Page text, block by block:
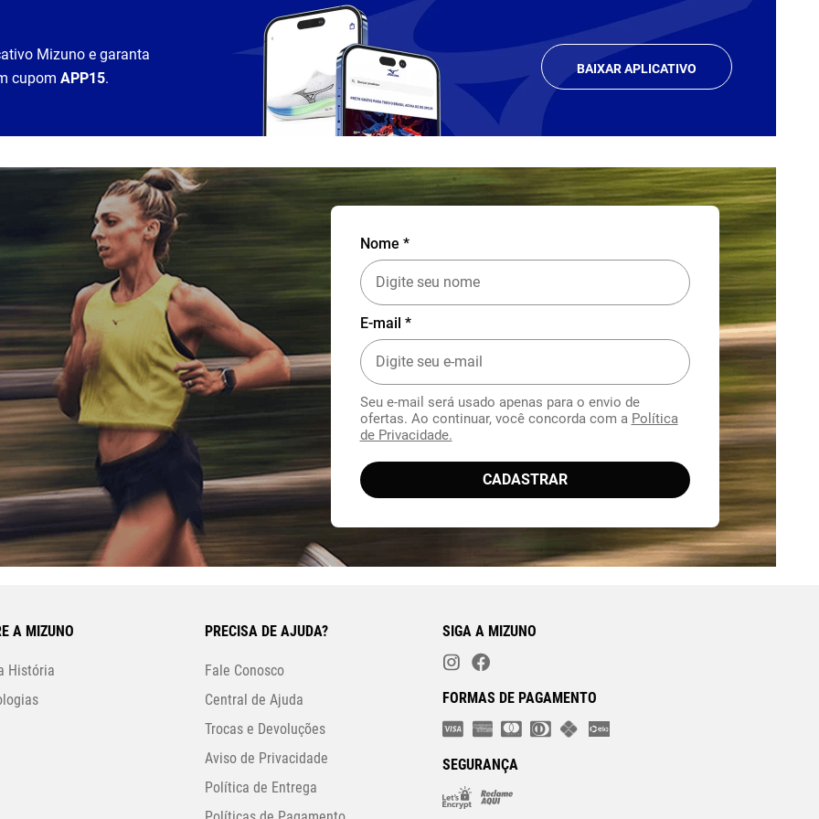
Mizuno e garanta
cupomAPP15.
BAIXAR APLICATIVO
Nome *
E-mail *
Seu e-mail será usado apenas para o envio de
ofertas. Ao continuar, você concorda com a Política
de Privacidade.
CADASTRAR
A MIZUNO
História
PRECISA DE AJUDA?
Fale Conosco
Central de Ajuda
Trocas e Devoluções
Aviso de Privacidade
Política de Entrega
SIGA A MIZUNO
FORMAS DE PAGAMENTO
SEGURANÇA